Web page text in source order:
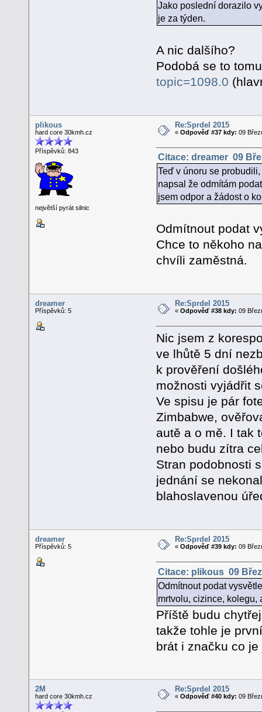
Jako poslední dorazilo
je za týden.
A nic dalšího?
Podobá se to
topic=1098.0
plikous
hard core 30kmh.cz
Příspěvků: 843
největší pyrát silnic
Re:Sprdel 2015
«Odpověď #37 kdy: 09
Citace: dreamer 09
Teď v únoru se
napsal že odmítám
jsem odpor a žádost o
Odmítnout podat
Chce to někoho
chvíli zaměstná.
dreamer
Příspěvků: 5
Re:Sprdel 2015
«Odpověď #38 kdy: 09
Nic jsem z
ve lhůtě 5 dní
k prověření
možnosti vyjádřit
Ve spisu je pár
Zimbabwe,
autě a o mě. I tak
nebo budu zítra
Stran podobnosti
jednání se
blahoslavenou
dreamer
Příspěvků: 5
Re:Sprdel 2015
«Odpověď #39 kdy: 09
Citace: plikous 09
Odmítnout podat
mrtvolu, cizince, kolegu,
Příště budu
takže tohle je
brát i značku co
2M
hard core 30kmh.cz
Re:Sprdel 2015
«Odpověď #40 kdy: 09